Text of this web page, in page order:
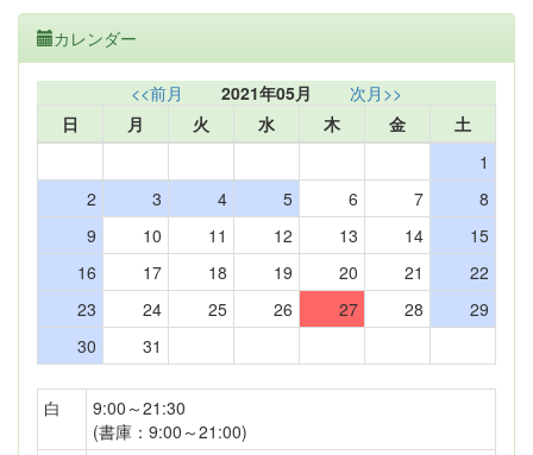
カレンダー
<<前月 2021年05月
次月>>
日
月 火 水 木 金
土
1
2
3 4 5 6 7
8
9
10 11 12 13 14
15
16
17 18 19 20 21
22
23
24 25 26 27 28
29
30
31
白
9:00～21:30
(書庫：9:00～21:00)